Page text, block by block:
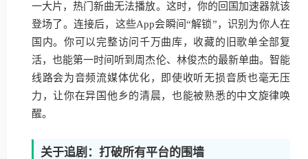
一大片，热门新曲无法播放。这时，你的回国加速器就该
登场了。连接后，这些App会瞬间“解锁”，识别为你人在
国内。你可以完整访问千万曲库，收藏的旧歌单全部复
活，也能第一时间听到周杰伦、林俊杰的最新单曲。智能
线路会为音频流媒体优化，即使收听无损音质也毫无压
力，让你在异国他乡的清晨，也能被熟悉的中文旋律唤
醒。
关于追剧：打破所有平台的围墙